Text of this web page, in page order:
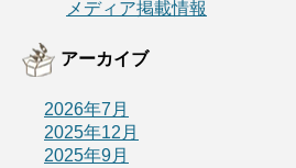
メディア掲載情報
アーカイブ
2026年7月
2025年12月
2025年9月